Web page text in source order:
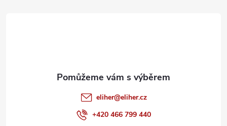
eliher@eliher.cz
+420 466 799 440